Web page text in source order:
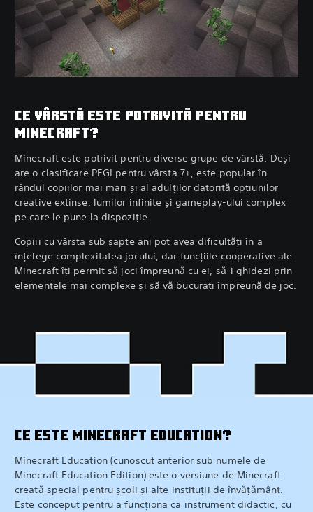
CE VÂRSTĂ ESTE POTRIVITĂ PENTRU
MINECRAFT?
Minecraft este potrivit pentru diverse grupe de vârstă. Deși
are o clasificare PEGI pentru vârsta 7+, este popular în
rândul copiilor mai mari și al adulților datorită opțiunilor
creative extinse, lumilor infinite și gameplay-ului complex
pe care le pune la dispoziție.
Copiii cu vârsta sub șapte ani pot avea dificultăți în a
înțelege complexitatea jocului, dar funcțiile cooperative ale
Minecraft îți permit să joci împreună cu ei, să-i ghidezi prin
elementele mai complexe și să vă bucurați împreună de joc.
CE ESTE MINECRAFT EDUCATION?
Minecraft Education (cunoscut anterior sub numele de
Minecraft Education Edition) este o versiune de Minecraft
creată special pentru școli și alte instituții de învățământ.
Este conceput pentru a funcționa ca instrument didactic, cu